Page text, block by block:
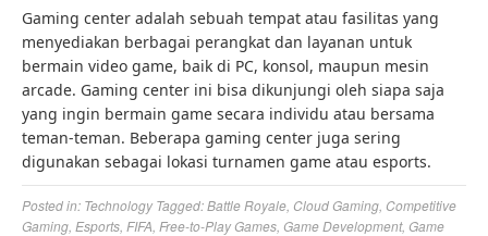
Gaming center adalah sebuah tempat atau fasilitas yang
menyediakan berbagai perangkat dan layanan untuk
bermain video game, baik di PC, konsol, maupun mesin
arcade. Gaming center ini bisa dikunjungi oleh siapa saja
yang ingin bermain game secara individu atau bersama
teman-teman. Beberapa gaming center juga sering
digunakan sebagai lokasi turnamen game atau esports.
Posted in: Technology Tagged:Battle Royale Cloud Gaming Competitive
Gaming Esports FIFA Free-to-Play Games Game Development, Game